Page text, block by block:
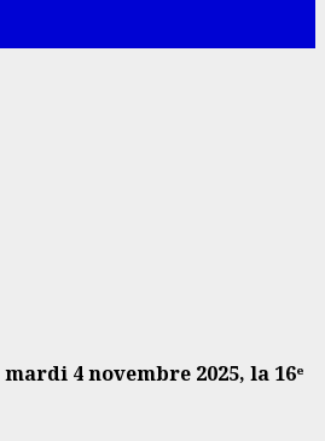
mardi 4 novembre 2025, la 16ᵉ